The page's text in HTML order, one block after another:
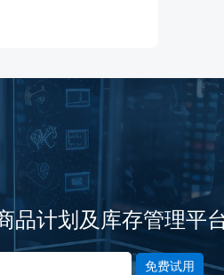
品计划及库存管理平
免费试用